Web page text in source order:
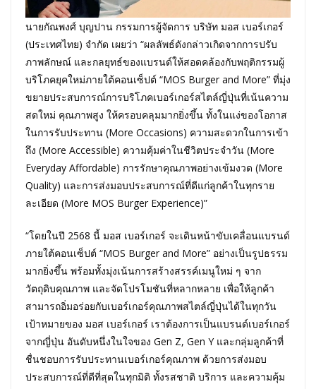
นายกัณพงศ์ บุญปาน กรรมการผู้จัดการ บริษัท มอส เบอร์เกอร์
(ประเทศไทย) จำกัด เผยว่า “ผลลัพธ์ดังกล่าวเกิดจากการปรับ
ภาพลักษณ์ และกลยุทธ์ของแบรนด์ให้สอดคล้องกับพฤติกรรมผู้
บริโภคยุคใหม่ภายใต้คอนเซ็ปต์ “MOS Burger and More” ที่มุ่ง
ขยายประสบการณ์การบริโภคเบอร์เกอร์สไตล์ญี่ปุ่นที่เน้นความ
สดใหม่ คุณภาพสูง ให้ครอบคลุมมากยิ่งขึ้น ทั้งในแง่ของโอกาส
ในการรับประทาน (More Occasions) ความสะดวกในการเข้า
ถึง (More Accessible) ความคุ้มค่าในชีวิตประจำวัน (More
Everyday Affordable) การรักษาคุณภาพอย่างเข้มงวด (More
Quality) และการส่งมอบประสบการณ์ที่ดีแก่ลูกค้าในทุกราย
ละเอียด (More MOS Burger Experience)”
“โดยในปี 2568 นี้ มอส เบอร์เกอร์ จะเดินหน้าขับเคลื่อนแบรนด์
ภายใต้คอนเซ็ปต์ “MOS Burger and More” อย่างเป็นรูปธรรม
มากยิ่งขึ้น พร้อมทั้งมุ่งเน้นการสร้างสรรค์เมนูใหม่ ๆ จาก
วัตถุดิบคุณภาพ และจัดโปรโมชันที่หลากหลาย เพื่อให้ลูกค้า
สามารถอิ่มอร่อยกับเบอร์เกอร์คุณภาพสไตล์ญี่ปุ่นได้ในทุกวัน
เป้าหมายของ มอส เบอร์เกอร์ เราต้องการเป็นแบรนด์เบอร์เกอร์
จากญี่ปุ่น อันดับหนึ่งในใจของ Gen Z, Gen Y และกลุ่มลูกค้าที่
ชื่นชอบการรับประทานเบอร์เกอร์คุณภาพ ด้วยการส่งมอบ
ประสบการณ์ที่ดีที่สุดในทุกมิติ ทั้งรสชาติ บริการ และความคุ้ม